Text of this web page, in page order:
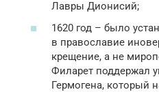
Лавры Дионисий;
1620 год – было
в православие
крещение, а не
Филарет поддержал
Гермогена, который